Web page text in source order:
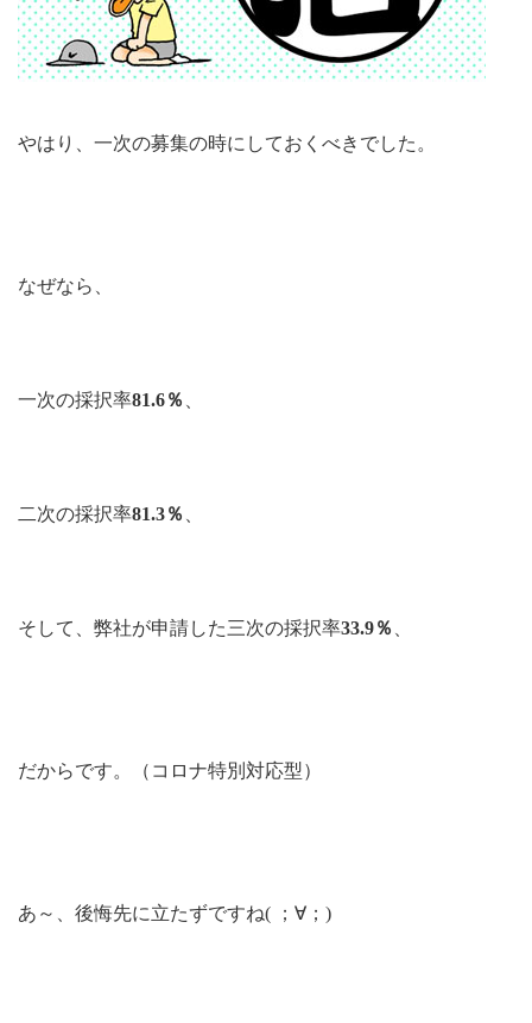
やはり、一次の募集の時にしておくべきでした。
なぜなら、
一次の採択率81.6％
二次の採択率81.3％
そして、弊社が申請した三次の採択率33.9％
だからです。（コロナ特別対応型）
あ～、後悔先に立たずですね( ；∀；)